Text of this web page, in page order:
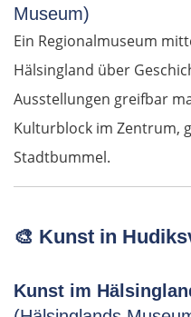
Museum)
Ein Regionalmuseum
Hälsingland über
Ausstellungen greifbar
Kulturblock im Zentrum,
Stadtbummel.
🎨 Kunst in
Kunst im
Lugosch
Timișoara
Arad
Szeged